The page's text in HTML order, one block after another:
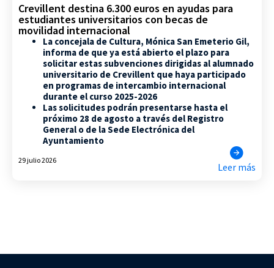
Crevillent destina 6.300 euros en ayudas para
estudiantes universitarios con becas de
movilidad internacional
La concejala de Cultura, Mónica San Emeterio Gil,
informa de que ya está abierto el plazo para
solicitar estas subvenciones dirigidas al alumnado
universitario de Crevillent que haya participado
en programas de intercambio internacional
durante el curso 2025-2026
Las solicitudes podrán presentarse hasta el
próximo 28 de agosto a través del Registro
General o de la Sede Electrónica del
Ayuntamiento
29 julio 2026
Leer más